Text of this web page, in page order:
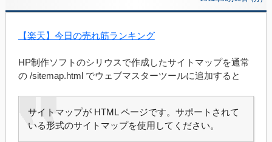
【楽天】今日の売れ筋ランキング
HP制作ソフトのシリウスで作成したサイトマップを通常
の /sitemap.html でウェブマスターツールに追加すると
サイトマップが HTML ページです。サポートされて
いる形式のサイトマップを使用してください。